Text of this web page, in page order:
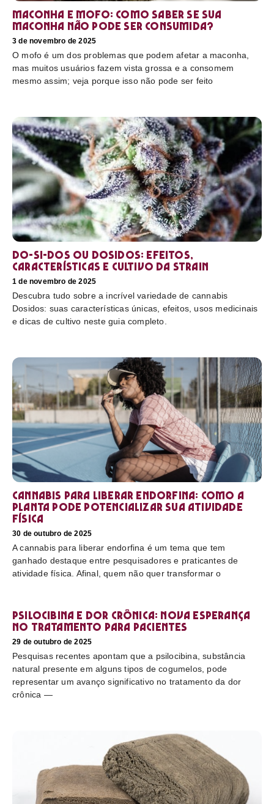
Maconha e mofo: como saber se sua
maconha não pode ser consumida?
3 de novembro de 2025
O mofo é um dos problemas que podem afetar a maconha,
mas muitos usuários fazem vista grossa e a consomem
mesmo assim; veja porque isso não pode ser feito
Do-Si-Dos ou Dosidos: efeitos,
características e cultivo da strain
1 de novembro de 2025
Descubra tudo sobre a incrível variedade de cannabis
Dosidos: suas características únicas, efeitos, usos medicinais
e dicas de cultivo neste guia completo.
Cannabis para liberar endorfina: como a
planta pode potencializar sua atividade
física
30 de outubro de 2025
A cannabis para liberar endorfina é um tema que tem
ganhado destaque entre pesquisadores e praticantes de
atividade física. Afinal, quem não quer transformar o
Psilocibina e dor crônica: nova esperança
no tratamento para pacientes
29 de outubro de 2025
Pesquisas recentes apontam que a psilocibina, substância
natural presente em alguns tipos de cogumelos, pode
representar um avanço significativo no tratamento da dor
crônica —